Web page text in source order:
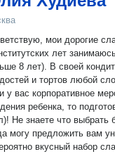
мои дорогие
лет
8 лет). В своей
и тортов любой
у вас корпоративное
ребенка, то
Не знаете что
могу предложить вам
вкусный набор